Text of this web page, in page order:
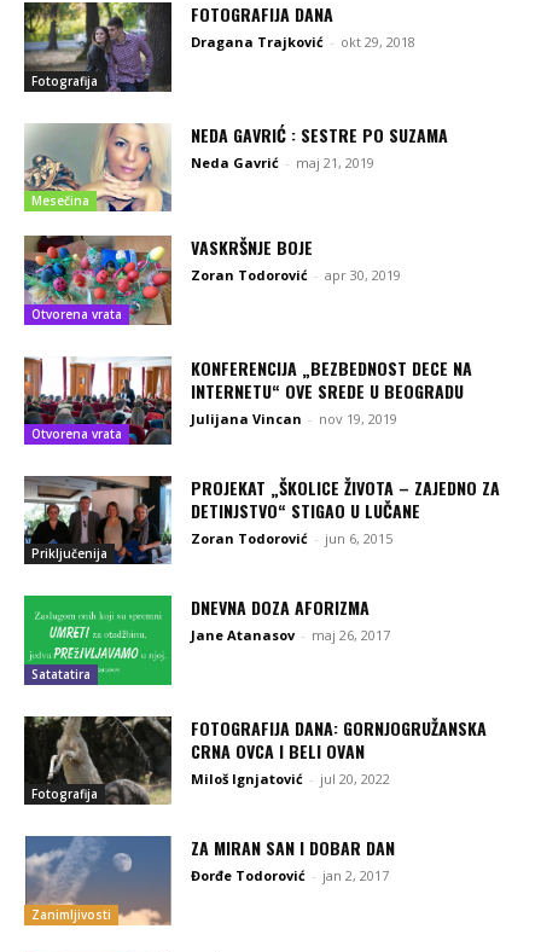
Fotografija
FOTOGRAFIJA DANA
Dragana Trajković - okt 29, 2018
Mesečina
NEDA GAVRIĆ : SESTRE PO SUZAMA
Neda Gavrić - maj 21, 2019
Otvorena vrata
VASKRŠNJE BOJE
Zoran Todorović - apr 30, 2019
Otvorena vrata
KONFERENCIJA „BEZBEDNOST DECE NA
INTERNETU“ OVE SREDE U BEOGRADU
Julijana Vincan - nov 19, 2019
Priključenija
PROJEKAT „ŠKOLICE ŽIVOTA – ZAJEDNO ZA
DETINJSTVO“ STIGAO U LUČANE
Zoran Todorović - jun 6, 2015
Satatatira
DNEVNA DOZA AFORIZMA
Jane Atanasov - maj 26, 2017
Fotografija
FOTOGRAFIJA DANA: GORNJOGRUŽANSKA
CRNA OVCA I BELI OVAN
Miloš Ignjatović - jul 20, 2022
Zanimljivosti
ZA MIRAN SAN I DOBAR DAN
Đorđe Todorović - jan 2, 2017